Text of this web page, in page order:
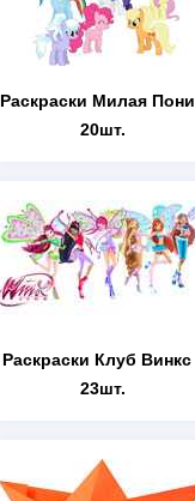
Раскраски Милая Пони
20шт.
Раскраски Клуб Винкс
23шт.